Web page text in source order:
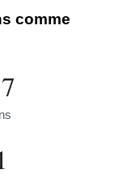
comme